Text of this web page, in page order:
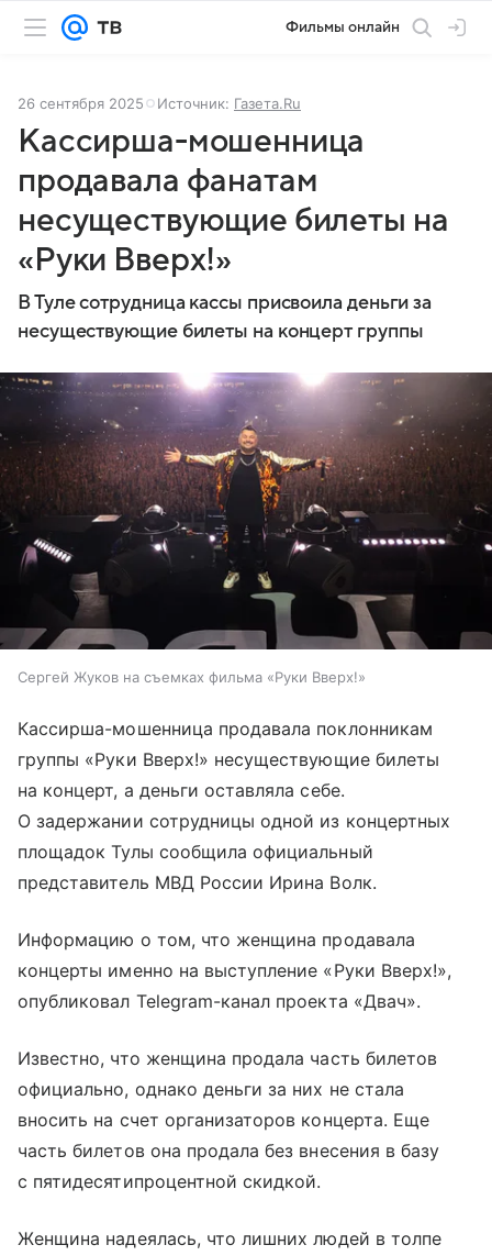
Фильмы онлайн
26 сентября 2025 Источник: Газета.Ru
Кассирша-мошенница
продавала фанатам
несуществующие билеты на
«Руки Вверх!»
В Туле сотрудница кассы присвоила деньги за
несуществующие билеты на концерт группы
Сергей Жуков на съемках фильма «Руки Вверх!»
Кассирша-мошенница продавала поклонникам
группы «Руки Вверх!» несуществующие билеты
на концерт, а деньги оставляла себе.
О задержании сотрудницы одной из концертных
площадок Тулы сообщила официальный
представитель МВД России Ирина Волк.
Информацию о том, что женщина продавала
концерты именно на выступление «Руки Вверх!»,
опубликовал Telegram-канал проекта «Двач».
Известно, что женщина продала часть билетов
официально, однако деньги за них не стала
вносить на счет организаторов концерта. Еще
часть билетов она продала без внесения в базу
с пятидесятипроцентной скидкой.
Женщина надеялась, что лишних людей в толпе